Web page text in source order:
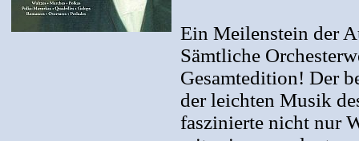
Ein Meilenstein der
Sämtliche
Gesamtedition! Der
der leichten Musik
faszinierte nicht nur